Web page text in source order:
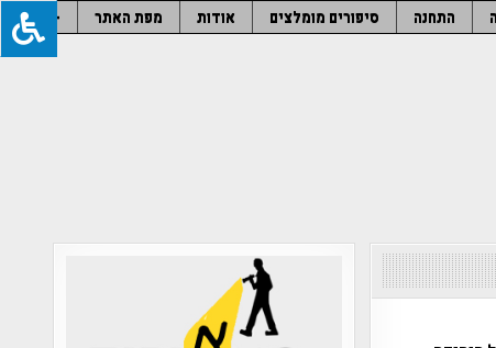
התחנה סיפורים מומלצים אודות מפת האתר –